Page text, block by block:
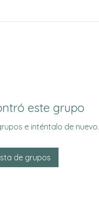
este grupo
e inténtalo de nuevo.
de grupos